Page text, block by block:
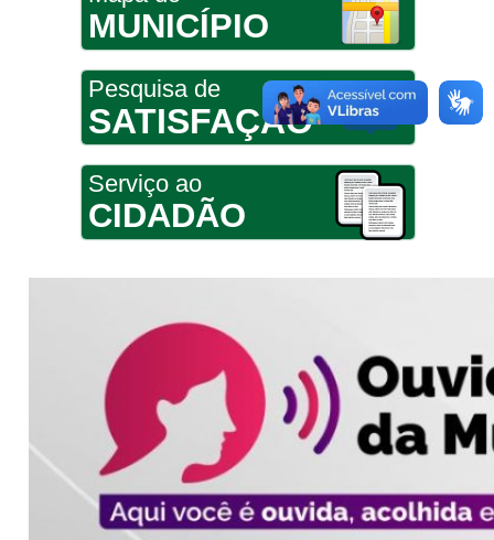
MUNICÍPIO
Pesquisa de
SATISFAÇÃO
Serviço ao
CIDADÃO